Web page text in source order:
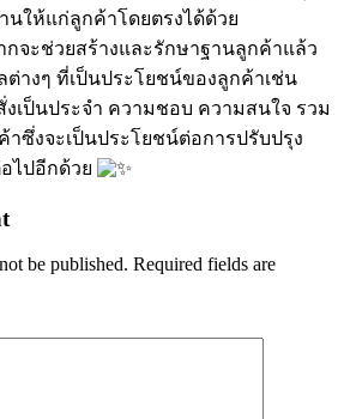
นให้แก่ลูกค้าโดยตรงได้ด้วย
กจะช่วยสร้างและรักษาฐานลูกค้าแล้ว
ต่างๆ ที่เป็นประโยชน์ของลูกค้าเช่น
เป็นประจำ ความชอบ ความสนใจ รวม
าซึ่งจะเป็นประโยชน์ต่อการปรับปรุง
ไปอีกด้วย
be published. Required fields are